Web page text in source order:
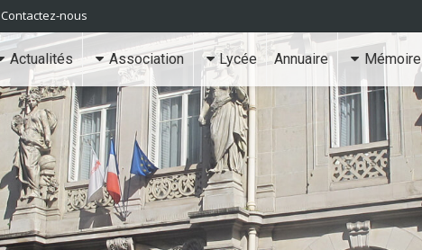
Contactez-nous
Actualités Association Lycée Annuaire Mémoire